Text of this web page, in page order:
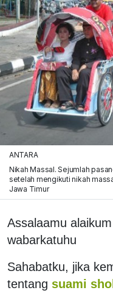
ANTARA
Nikah Massal. Sejumlah
setelah mengikuti nikah
Jawa Timur
Assalaamu
wabarkatuhu
Sahabatku, jika
tentang suami